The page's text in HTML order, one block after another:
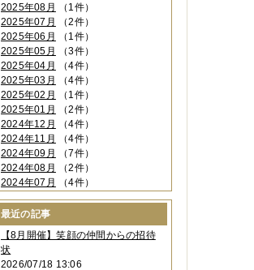
2025年08月
（1件）
2025年07月
（2件）
2025年06月
（1件）
2025年05月
（3件）
2025年04月
（4件）
2025年03月
（4件）
2025年02月
（1件）
2025年01月
（2件）
2024年12月
（4件）
2024年11月
（4件）
2024年09月
（7件）
2024年08月
（2件）
2024年07月
（4件）
2024年06月（4件）
2024年04月
2024年03月（3件）
2024年02月（2件）
2023年12月
最近の記事
【8月開催】笑顔の仲間からの招待
状
2026/07/18 13:06